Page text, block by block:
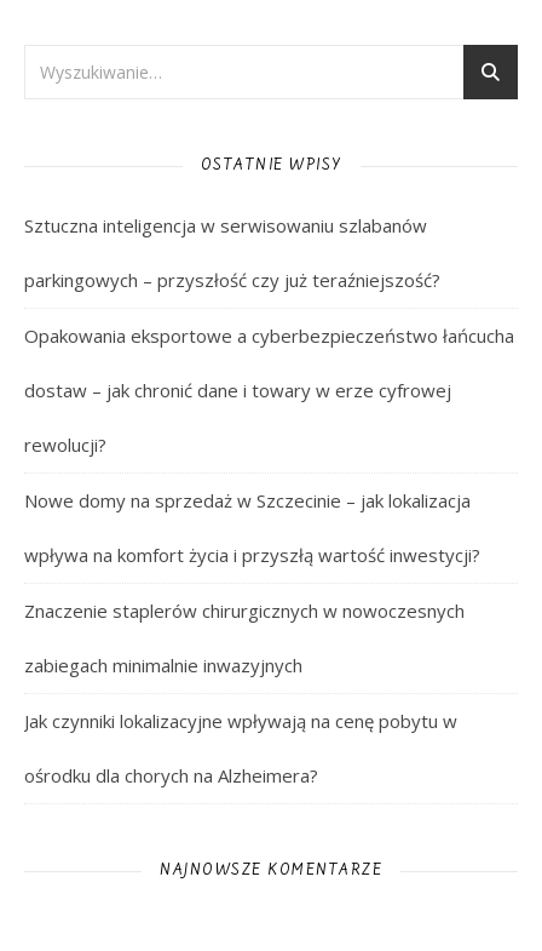
OSTATNIE WPISY
Sztuczna inteligencja w serwisowaniu szlabanów
parkingowych – przyszłość czy już teraźniejszość?
Opakowania eksportowe a cyberbezpieczeństwo łańcucha
dostaw – jak chronić dane i towary w erze cyfrowej
rewolucji?
Nowe domy na sprzedaż w Szczecinie – jak lokalizacja
wpływa na komfort życia i przyszłą wartość inwestycji?
Znaczenie staplerów chirurgicznych w nowoczesnych
zabiegach minimalnie inwazyjnych
Jak czynniki lokalizacyjne wpływają na cenę pobytu w
ośrodku dla chorych na Alzheimera?
NAJNOWSZE KOMENTARZE